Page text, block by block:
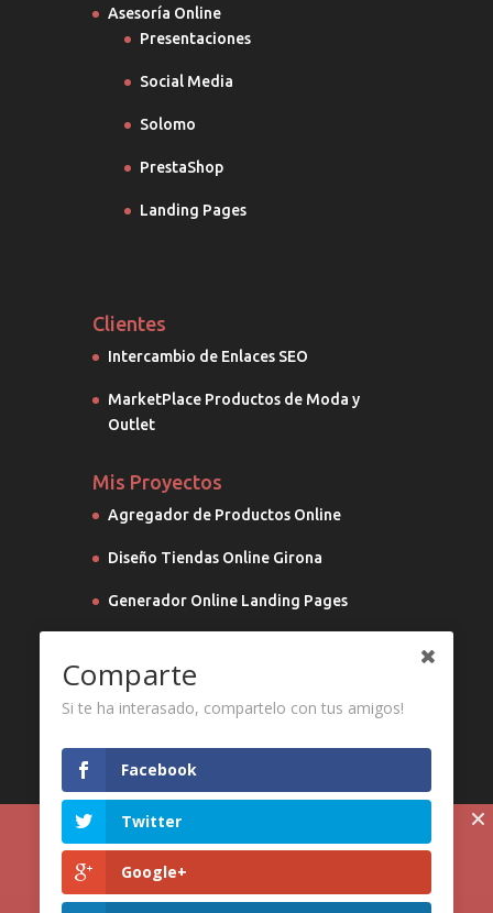
Asesoría Online
Presentaciones
Social Media
Solomo
PrestaShop
Landing Pages
Clientes
Intercambio de Enlaces SEO
MarketPlace Productos de Moda y
Outlet
Mis Proyectos
Agregador de Productos Online
Diseño Tiendas Online Girona
Generador Online Landing Pages
mejorar nuestros servicios y mostrarle publicidad
Comparte
Si te ha interasado, compartelo con tus amigos!
Facebook
Twitter
Google+